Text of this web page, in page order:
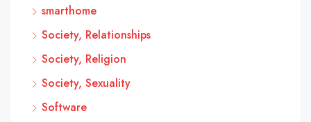
smarthome
Society, Relationships
Society, Religion
Society, Sexuality
Software